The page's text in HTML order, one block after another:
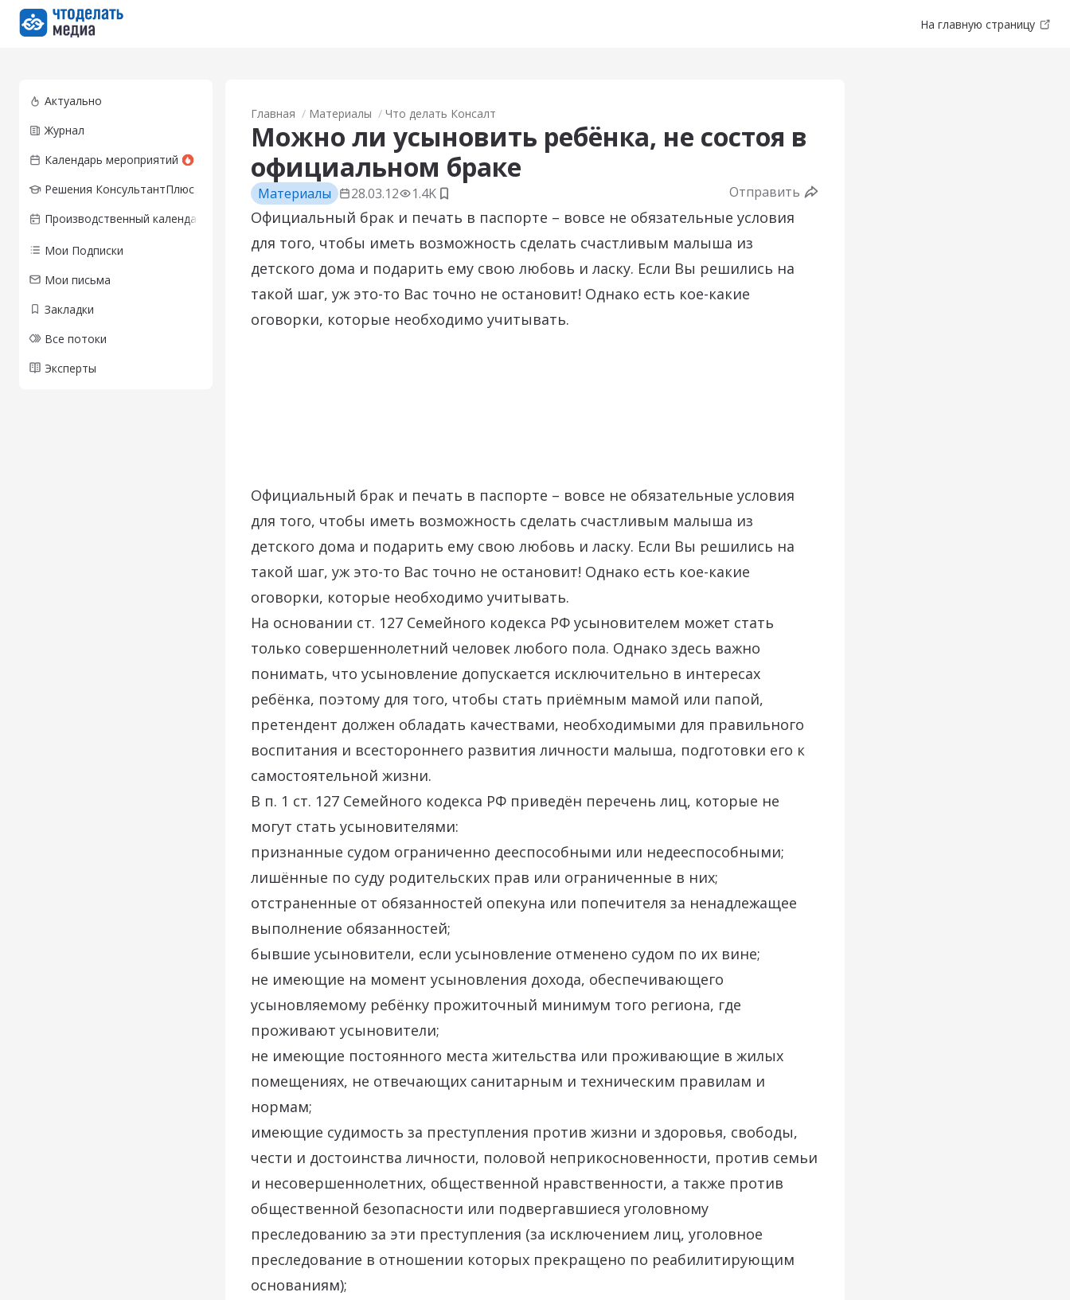
Перейти на главную страницу На главную страницу
Актуально
Журнал
Календарь мероприятий
Решения КонсультантПлюс
Производственный календарь
Мои Подписки
Мои письма
Закладки
Все потоки
Эксперты
Главная Материалы Что делать Консалт
Можно ли усыновить ребёнка, не состоя в
официальном браке
Материалы 28.03.12 1.4K Добавить в закладки
Отправить
Официальный брак и печать в паспорте – вовсе не обязательные условия
для того, чтобы иметь возможность сделать счастливым малыша из
детского дома и подарить ему свою любовь и ласку. Если Вы решились на
такой шаг, уж это-то Вас точно не остановит! Однако есть кое-какие
оговорки, которые необходимо учитывать.
Официальный брак и печать в паспорте – вовсе не обязательные условия
для того, чтобы иметь возможность сделать счастливым малыша из
детского дома и подарить ему свою любовь и ласку. Если Вы решились на
такой шаг, уж это-то Вас точно не остановит! Однако есть кое-какие
оговорки, которые необходимо учитывать.
На основании ст. 127 Семейного кодекса РФ усыновителем может стать
только совершеннолетний человек любого пола. Однако здесь важно
понимать, что усыновление допускается исключительно в интересах
ребёнка, поэтому для того, чтобы стать приёмным мамой или папой,
претендент должен обладать качествами, необходимыми для правильного
воспитания и всестороннего развития личности малыша, подготовки его к
самостоятельной жизни.
В п. 1 ст. 127 Семейного кодекса РФ приведён перечень лиц, которые не
могут стать усыновителями:
признанные судом ограниченно дееспособными или недееспособными;
лишённые по суду родительских прав или ограниченные в них;
отстраненные от обязанностей опекуна или попечителя за ненадлежащее
выполнение обязанностей;
бывшие усыновители, если усыновление отменено судом по их вине;
не имеющие на момент усыновления дохода, обеспечивающего
усыновляемому ребёнку прожиточный минимум того региона, где
проживают усыновители;
не имеющие постоянного места жительства или проживающие в жилых
помещениях, не отвечающих санитарным и техническим правилам и
нормам;
имеющие судимость за преступления против жизни и здоровья, свободы,
чести и достоинства личности, половой неприкосновенности, против семьи
и несовершеннолетних, общественной нравственности, а также против
общественной безопасности или подвергавшиеся уголовному
преследованию за эти преступления (за исключением лиц, уголовное
преследование в отношении которых прекращено по реабилитирующим
основаниям);